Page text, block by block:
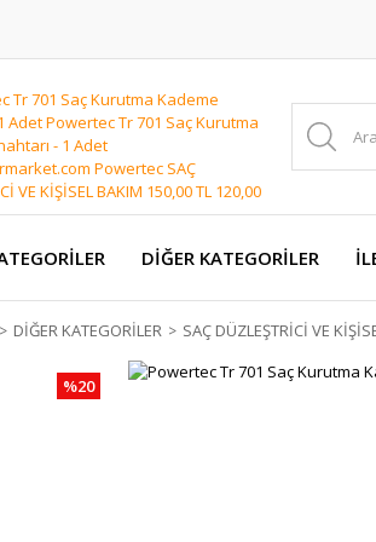
DİĞER KATEGORİLER
DİĞER KATEGORİLER SAÇ DÜZLEŞTRİCİ VE
%20